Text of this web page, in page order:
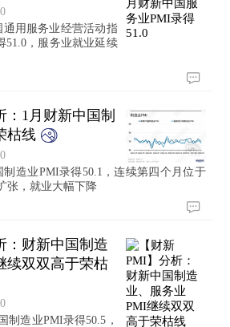
通用服务业经营活动指
51.0，服务业就业延续
：1月财新中国制
枯线
制造业PMI录得50.1，连续第四个月位于
张，就业大幅下降
：财新中国制造
续双双高于荣枯
制造业PMI录得50.5，